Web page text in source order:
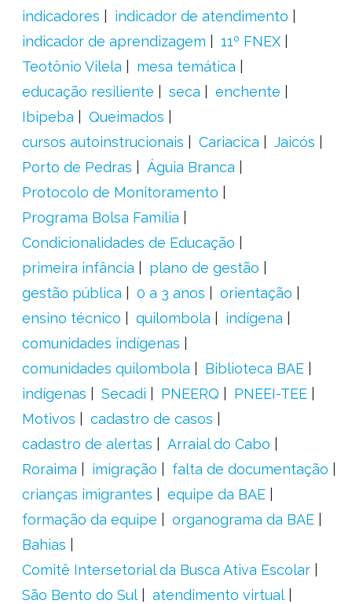
indicadores
indicador de atendimento
indicador de aprendizagem
11º FNEX
Teotônio Vilela
mesa temática
educação resiliente
seca
enchente
Ibipeba
Queimados
cursos autoinstrucionais
Cariacica
Jaicós
Porto de Pedras
Águia Branca
Protocolo de Monitoramento
Programa Bolsa Família
Condicionalidades de Educação
primeira infância
plano de gestão
gestão pública
0 a 3 anos
orientação
ensino técnico
quilombola
indígena
comunidades indígenas
comunidades quilombola
Biblioteca BAE
indígenas
Secadi PNEERQ
PNEEI-TEE
Motivos
cadastro de casos
cadastro de alertas
Arraial do Cabo
Roraima
imigração
falta de documentação
crianças imigrantes
equipe da BAE
formação da equipe
organograma da BAE
Bahias
Comitê Intersetorial da Busca Ativa Escolar
São Bento do Sul
atendimento virtual